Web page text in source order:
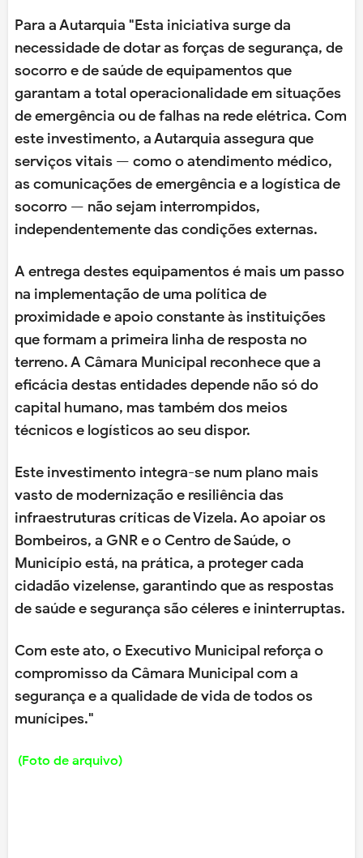
Para a Autarquia "Esta iniciativa surge da
necessidade de dotar as forças de segurança, de
socorro e de saúde de equipamentos que
garantam a total operacionalidade em situações
de emergência ou de falhas na rede elétrica. Com
este investimento, a Autarquia assegura que
serviços vitais — como o atendimento médico,
as comunicações de emergência e a logística de
socorro — não sejam interrompidos,
independentemente das condições externas.
A entrega destes equipamentos é mais um passo
na implementação de uma política de
proximidade e apoio constante às instituições
que formam a primeira linha de resposta no
terreno. A Câmara Municipal reconhece que a
eficácia destas entidades depende não só do
capital humano, mas também dos meios
técnicos e logísticos ao seu dispor.
Este investimento integra-se num plano mais
vasto de modernização e resiliência das
infraestruturas críticas de Vizela. Ao apoiar os
Bombeiros, a GNR e o Centro de Saúde, o
Município está, na prática, a proteger cada
cidadão vizelense, garantindo que as respostas
de saúde e segurança são céleres e ininterruptas.
Com este ato, o Executivo Municipal reforça o
compromisso da Câmara Municipal com a
segurança e a qualidade de vida de todos os
munícipes."
(Foto de arquivo)